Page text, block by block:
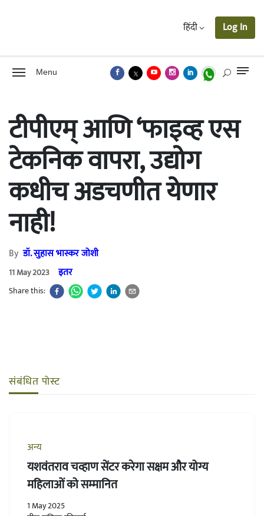
हिंदी Log In
Menu
टीपीएम् आणि ‘फाइव्ह एस
टेकनिक वापरा, उद्योग
कधीच अडचणीत येणार
नाही!
Byडॉ. सुहास भास्कर जोशी
11 May 2023 इतर
Share this:
संबंधित पोस्ट
अन्य
यशवंतराव चव्हाण सेंटर करेगा सक्षम और योग्य
महिलाओं को सम्मानित
1 May 2025